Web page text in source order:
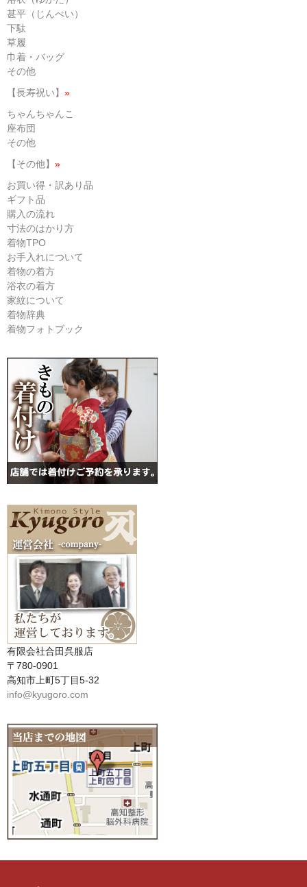
甚平（じんべい）
下駄
草履
巾着・バッグ
その他
【長寿祝い】 »
ちゃんちゃんこ
座布団
その他
【その他】 »
お買い得・訳あり品
ギフト品
購入の流れ
寸法のはかり方
着物TPO
お手入れについて
着物の着方
浴衣の着方
家紋について
着物辞典
着物フォトブック
有限会社合田呉服店
〒780-0901
高知市上町5丁目5-32
info@kyugoro.com